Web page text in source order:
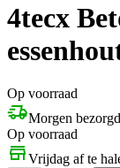
4tecx
Op voorraad
Morgen bezorgd
Op voorraad
Vrijdag af te